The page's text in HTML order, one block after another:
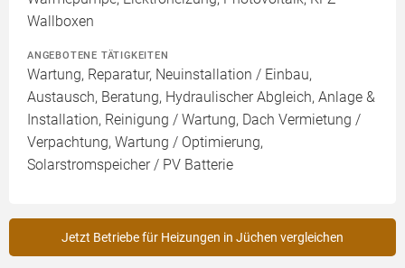
Wallboxen
ANGEBOTENE TÄTIGKEITEN
Wartung, Reparatur, Neuinstallation / Einbau,
Austausch, Beratung, Hydraulischer Abgleich, Anlage &
Installation, Reinigung / Wartung, Dach Vermietung /
Verpachtung, Wartung / Optimierung,
Solarstromspeicher / PV Batterie
Jetzt Betriebe für Heizungen in Jüchen vergleichen